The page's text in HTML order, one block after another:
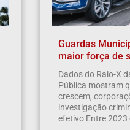
Guardas
maior força de
Dados do Raio-X
Pública mostram
crescem,
investigação
efetivo Entre 2023